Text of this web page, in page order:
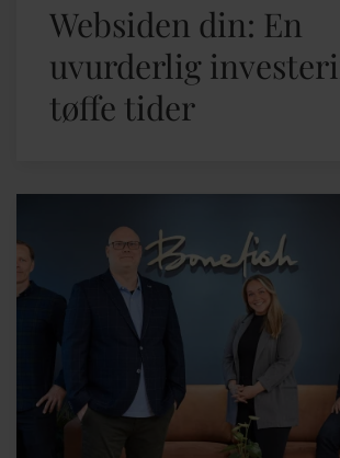
Websiden din: En
uvurderlig
tøffe tider